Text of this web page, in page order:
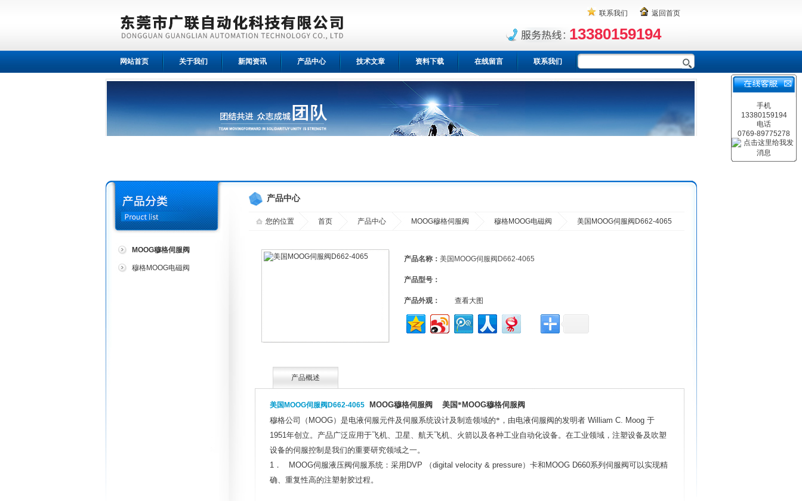
联系我们 返回首页
13380159194
网站首页 关于我们 新闻资讯 产品中心 技术文章 资料下载 在线留言 联系我们
MOOG穆格伺服阀
穆格MOOG电磁阀
产品中心
您的位置 首页 产品中心 MOOG穆格伺服阀 穆格MOOG电磁阀 美国MOOG伺服阀D662-4065
产品名称： 美国MOOG伺服阀D662-4065
产品型号：
产品外观： 查看大图
产品概述
美国MOOG伺服阀D662-4065MOOG穆格伺服阀 美国* MOOG穆格伺服阀
穆格公司
（MOOG） 是电液伺服元件及伺服系统设计及制造领域的*，由电液伺服阀的发明者William C. Moog 于
1951年创立。产品广泛应用于飞机、卫星、航天飞机、火箭以及各种工业自动化设备。在工业领域，注塑设备及吹塑
设备的伺服控制是我们的重要研究领域之一。
1． MOOG伺服液压阀伺服系统：采用 DVP （digital velocity & pressure） 卡和 MOOG D660系列伺服阀可以实现精
确、重复性高的注塑射胶过程。
手机
13380159194
电话
0769-89775278